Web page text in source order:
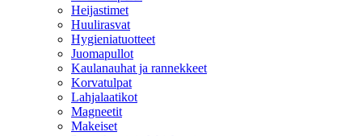
Heijastimet
Huulirasvat
Hygieniatuotteet
Juomapullot
Kaulanauhat ja rannekkeet
Korvatulpat
Lahjalaatikot
Magneetit
Makeiset